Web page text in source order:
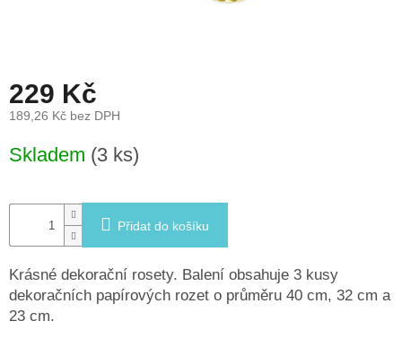
Novinky
Prodejny
229 Kč
189,26 Kč bez DPH
cena:
Skladem (3 ks)
Přidat do košíku
Krásné dekorační rosety. Balení obsahuje 3 kusy
dekoračních papírových rozet o průměru 40 cm, 32 cm a
23 cm.